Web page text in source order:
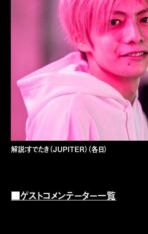
解説：すでたき（JUPITER）（各日）
■ゲストコメンテーター一覧